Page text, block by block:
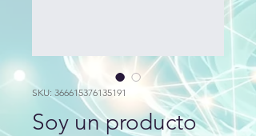
SKU: 366615376135191
Soy un producto